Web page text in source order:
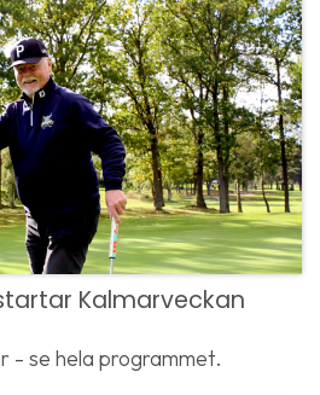
Kalmarveckan
- se hela programmet.